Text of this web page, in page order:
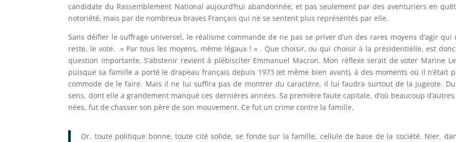
candidate du Rassemblement National aujourd’hui abandonnée, et pas seulement par des aventuriers en
notoriété, mais par de nombreux braves Français qui ne se sentent plus représentés par elle.
Sans déifier le suffrage universel, le réalisme commande de ne pas se priver d’un des rares moyens d’agir qui
reste, le vote. » Par tous les moyens, même légaux ! « . Que choisir, ou qui choisir à la présidentielle, est
question importante. S’abstenir revient à plébisciter Emmanuel Macron. Mon réflexe serait de voter Marine
puisque sa famille a porté le drapeau français depuis 1973 (et même bien avant), à des moments où il n’était
commode de le faire. Mais il ne lui suffira pas de montrer du caractère, il lui faudra surtout de la jugeote.
sens, dont elle a grandement manqué ces dernières années. Sa première faute capitale, d’où beaucoup
nées, fut de chasser son père de son mouvement. Ce fut un crime contre la famille.
Or, toute politique bonne, toute cité solide, se fonde sur la famille, cellule de base de la société. Nier,